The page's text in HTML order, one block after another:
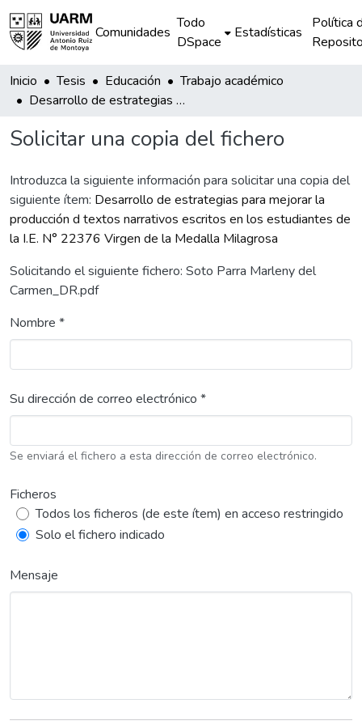
Comunidades
Todo
DSpace
Estadísticas
Política
Inicio Tesis Educación
Trabajo académico
Desarrollo de estrategias para mejorar la producción d textos narrativos escritos en los estudiantes de la I.E. N° 22376 Virgen de la Medalla Milagrosa
Solicitar una copia del fichero
Introduzca la siguiente información para solicitar una copia del
siguiente ítem: Desarrollo de estrategias para mejorar la
producción d textos narrativos escritos en los estudiantes de
la I.E. N° 22376 Virgen de la Medalla Milagrosa
Solicitando el siguiente fichero: Soto Parra Marleny del
Carmen_DR.pdf
Nombre *
Su dirección de correo electrónico *
Se enviará el fichero a esta dirección de correo electrónico.
Ficheros
Todos los ficheros (de este ítem) en acceso restringido
Solo el fichero indicado
Mensaje